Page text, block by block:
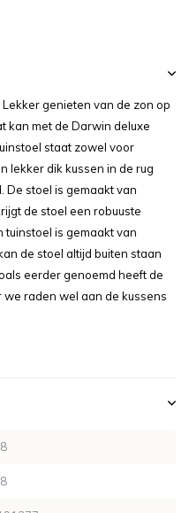
genieten van de zon op
kan met de Darwin deluxe
staat zowel voor
lekker dik kussen in de rug
De stoel is gemaakt van
de stoel een robuuste
is gemaakt van
de stoel altijd buiten staan
eerder genoemd heeft de
raden wel aan de kussens